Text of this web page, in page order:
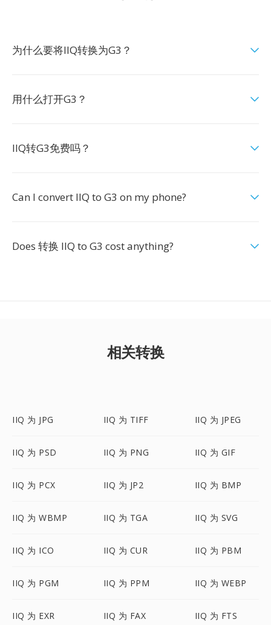
为什么要将IIQ转换为G3？
用什么打开G3？
IIQ转G3免费吗？
Can I convert IIQ to G3 on my phone?
Does 转换 IIQ to G3 cost anything?
相关转换
IIQ 为 JPG IIQ 为 TIFF IIQ 为 JPEG
IIQ 为 PSD IIQ 为 PNG IIQ 为 GIF
IIQ 为 PCX IIQ 为 JP2 IIQ 为 BMP
IIQ 为 WBMP IIQ 为 TGA IIQ 为 SVG
IIQ 为 ICO IIQ 为 CUR IIQ 为 PBM
IIQ 为 PGM IIQ 为 PPM IIQ 为 WEBP
IIQ 为 EXR IIQ 为 FAX IIQ 为 FTS